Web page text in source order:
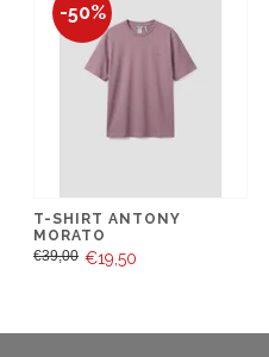
-50%
T-SHIRT ANTONY
MORATO
€39,00 €19,50